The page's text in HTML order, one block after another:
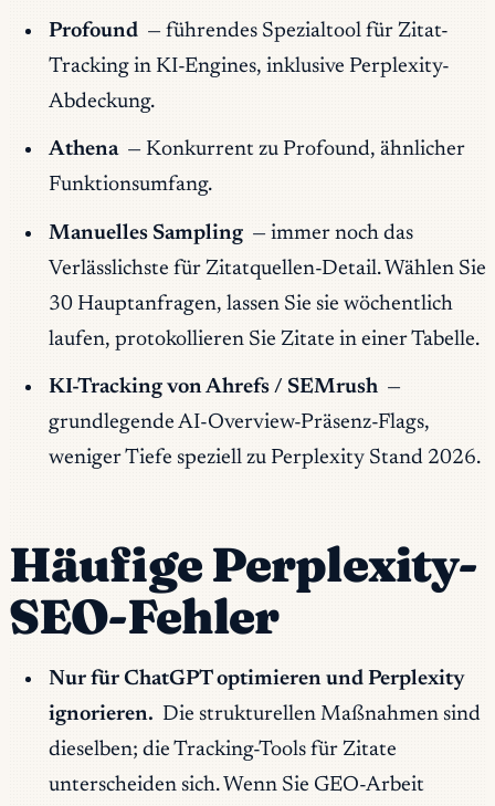
Profound — führendes Spezialtool für Zitat-
Tracking in KI-Engines, inklusive Perplexity-
Abdeckung.
Athena — Konkurrent zu Profound, ähnlicher
Funktionsumfang.
Manuelles Sampling — immer noch das
Verlässlichste für Zitatquellen-Detail. Wählen Sie
30 Hauptanfragen, lassen Sie sie wöchentlich
laufen, protokollieren Sie Zitate in einer Tabelle.
KI-Tracking von Ahrefs / SEMrush —
grundlegende AI-Overview-Präsenz-Flags,
weniger Tiefe speziell zu Perplexity Stand 2026.
Häufige Perplexity-
SEO-Fehler
Nur für ChatGPT optimieren und Perplexity
ignorieren. Die strukturellen Maßnahmen sind
dieselben; die Tracking-Tools für Zitate
unterscheiden sich. Wenn Sie GEO-Arbeit